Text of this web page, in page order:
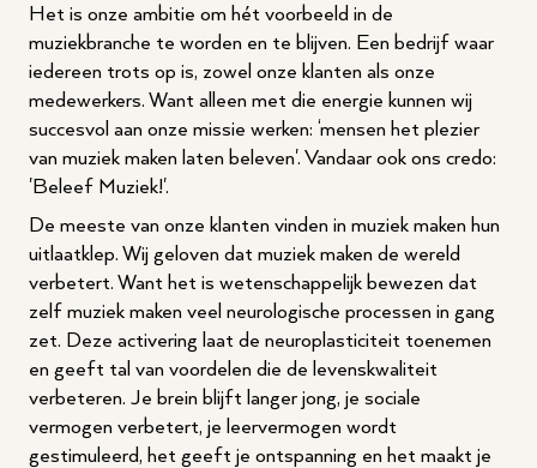
Het is onze ambitie om hét voorbeeld in de
muziekbranche te worden en te blijven. Een bedrijf waar
iedereen trots op is, zowel onze klanten als onze
medewerkers. Want alleen met die energie kunnen wij
succesvol aan onze missie werken: ‘mensen het plezier
van muziek maken laten beleven'. Vandaar ook ons credo:
'Beleef Muziek!'.
De meeste van onze klanten vinden in muziek maken hun
uitlaatklep. Wij geloven dat muziek maken de wereld
verbetert. Want het is wetenschappelijk bewezen dat
zelf muziek maken veel neurologische processen in gang
zet. Deze activering laat de neuroplasticiteit toenemen
en geeft tal van voordelen die de levenskwaliteit
verbeteren. Je brein blijft langer jong, je sociale
vermogen verbetert, je leervermogen wordt
gestimuleerd, het geeft je ontspanning en het maakt je